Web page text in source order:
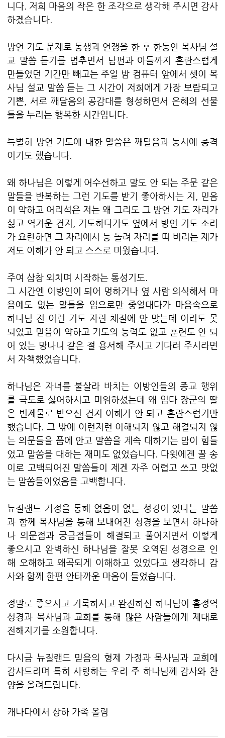
니다. 저희 마음의 작은 한 조각으로 생각해 주시면 감사
하겠습니다.
방언 기도 문제로 동생과 언쟁을 한 후 한동안 목사님 설
교 말씀 듣기를 멈추면서 남편과 아들까지 혼란스럽게
만들었던 기간만 빼고는 주일 밤 컴퓨터 앞에서 셋이 목
사님 설교 말씀 듣는 그 시간이 저희에게 가장 보람되고
기쁜, 서로 깨달음의 공감대를 형성하면서 은혜의 선물
들을 누리는 행복한 시간입니다.
특별히 방언 기도에 대한 말씀은 깨달음과 동시에 충격
이기도 했습니다.
왜 하나님은 이렇게 어수선하고 말도 안 되는 주문 같은
말들을 반복하는 그런 기도를 받기 좋아하시는 지, 믿음
이 약하고 어리석은 저는 왜 그리도 그 방언 기도 자리가
싫고 역겨운 건지, 기도하다가도 옆에서 방언 기도 소리
가 요란하면 그 자리에서 등 돌려 자리를 떠 버리는 제가
저도 이해가 안 되고 스스로 미웠습니다.
주여 삼창 외치며 시작하는 통성기도.
그 시간엔 이방인이 되어 멍하거나 옆 사람 의식해서 마
음에도 없는 말들을 입으로만 중얼대다가 마음속으로
하나님 전 이런 기도 자린 체질에 안 맞는데 이리도 못
되었고 믿음이 약하고 기도의 능력도 없고 훈련도 안 되
어 있는 망나니 같은 절 용서해 주시고 기다려 주시라면
서 자책했었습니다.
하나님은 자녀를 불살라 바치는 이방인들의 종교 행위
를 극도로 싫어하시고 미워하셨는데 왜 입다 장군의 딸
은 번제물로 받으신 건지 이해가 안 되고 혼란스럽기만
했습니다. 그 밖에 이런저런 이해되지 않고 해결되지 않
는 의문들을 품에 안고 말씀을 계속 대하기는 맘이 힘들
었고 말씀을 대하는 재미도 없었습니다. 다윗에겐 꿀 송
이로 고백되어진 말씀들이 제겐 자주 어렵고 쓰고 맛없
는 말씀들이었음을 고백합니다.
뉴질랜드 가정을 통해 없음이 없는 성경이 있다는 말씀
과 함께 목사님을 통해 보내어진 성경을 보면서 하나하
나 의문점과 궁금점들이 해결되고 풀어지면서 이렇게
좋으시고 완벽하신 하나님을 잘못 오역된 성경으로 인
해 오해하고 왜곡되게 이해하고 있었다고 생각하니 감
사와 함께 한편 안타까운 마음이 들었습니다.
정말로 좋으시고 거룩하시고 완전하신 하나님이 흠정역
성경과 목사님과 교회를 통해 많은 사람들에게 제대로
전해지기를 소원합니다.
다시금 뉴질랜드 믿음의 형제 가정과 목사님과 교회에
감사드리며 특히 사랑하는 우리 주 하나님께 감사와 찬
양을 올려드립니다.
캐나다에서 상하 가족 올림